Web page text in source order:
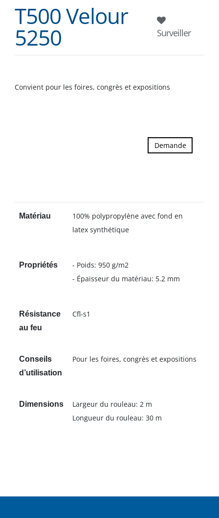
T500 Velour
5250 Surveiller
Convient pour les foires, congrès et expositions
Demande
Matériau
100% polypropylène avec fond en
latex synthétique
Propriétés
- Poids: 950 g/m2
- Épaisseur du matériau: 5.2 mm
Résistance
au feu
Cfl-s1
Conseils
d’utilisation
Pour les foires, congrès et expositions
Dimensions
Largeur du rouleau: 2 m
Longueur du rouleau: 30 m